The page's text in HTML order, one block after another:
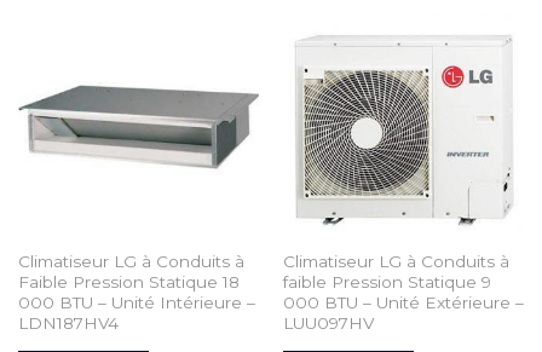
Climatiseur LG à Conduits à
Faible Pression Statique 18
000 BTU – Unité Intérieure –
LDN187HV4
Climatiseur LG à Conduits à
faible Pression Statique 9
000 BTU – Unité Extérieure –
LUU097HV